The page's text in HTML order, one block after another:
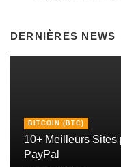
DERNIÈRES NEWS
BITCOIN (BTC)
10+ Meilleurs Sites
PayPal